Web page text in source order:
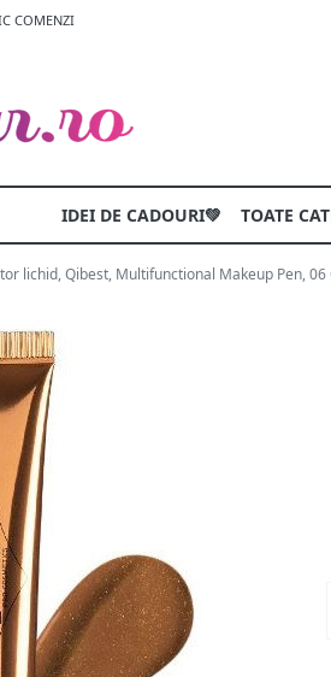
COMENZI
IDEI DE CADOURI💚 TOATE
lichid, Qibest, Multifunctional Makeup Pen, 06